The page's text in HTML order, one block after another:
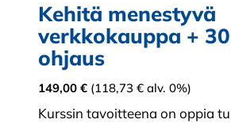
Kehitä menestyvä
verkkokauppa +
ohjaus
149,00 € (118,73 € alv. 0%)
Kurssin tavoitteena on oppia